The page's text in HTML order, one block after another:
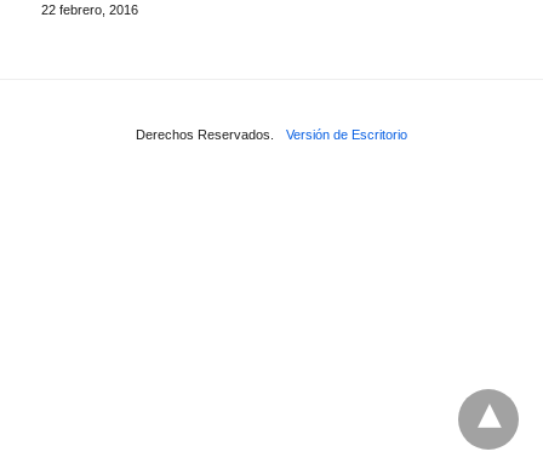
22 febrero, 2016
Derechos Reservados. Versión de Escritorio